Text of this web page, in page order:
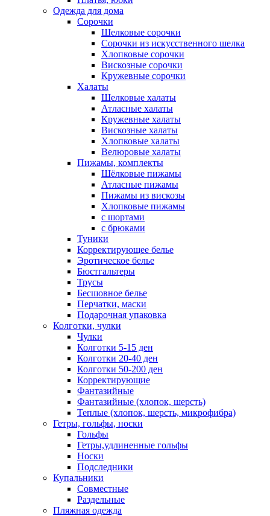
Одежда для дома
Сорочки
Шелковые сорочки
Сорочки из искусственного шелка
Хлопковые сорочки
Вискозные сорочки
Кружевные сорочки
Халаты
Шелковые халаты
Атласные халаты
Кружевные халаты
Вискозные халаты
Хлопковые халаты
Велюровые халаты
Пижамы, комплекты
Шёлковые пижамы
Атласные пижамы
Пижамы из вискозы
Хлопковые пижамы
с шортами
с брюками
Туники
Корректирующее белье
Эротическое белье
Бюстгальтеры
Трусы
Бесшовное белье
Перчатки, маски
Подарочная упаковка
Колготки, чулки
Чулки
Колготки 5-15 ден
Колготки 20-40 ден
Колготки 50-200 ден
Корректирующие
Фантазийные
Фантазийные (хлопок, шерсть)
Теплые (хлопок, шерсть, микрофибра)
Гетры, гольфы, носки
Гольфы
Гетры,удлиненные гольфы
Носки
Подследники
Купальники
Совместные
Раздельные
Пляжная одежда